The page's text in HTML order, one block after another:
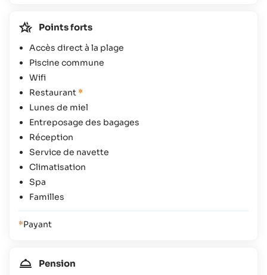
Points forts
Accès direct à la plage
Piscine commune
Wifi
Restaurant*
Lunes de miel
Entreposage des bagages
Réception
Service de navette
Climatisation
Spa
Familles
*Payant
Pension